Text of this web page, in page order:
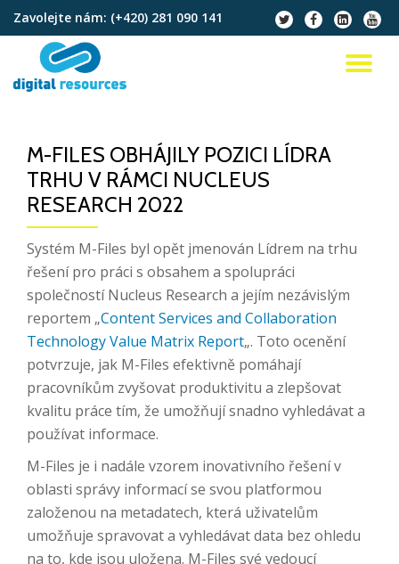
Přeskočit
obsah
Zavolejte nám: (+420) 281 090 141
fa-
twitter
fa-
facebook
fa-
linkedin-
square
fa-
M-FILES OBHÁJILY POZICI LÍDRA
TRHU V RÁMCI NUCLEUS
RESEARCH 2022
Systém M-Files byl opět jmenován Lídrem na trhu
řešení pro práci s obsahem a spolupráci
společností Nucleus Research a jejím nezávislým
reportem „Content Services and Collaboration
Technology Value Matrix Report„. Toto ocenění
potvrzuje, jak M-Files efektivně pomáhají
pracovníkům zvyšovat produktivitu a zlepšovat
kvalitu práce tím, že umožňují snadno vyhledávat a
používat informace.
M-Files je i nadále vzorem inovativního řešení v
oblasti správy informací se svou platformou
založenou na metadatech, která uživatelům
umožňuje spravovat a vyhledávat data bez ohledu
na to, kde jsou uložena. M-Files své vedoucí